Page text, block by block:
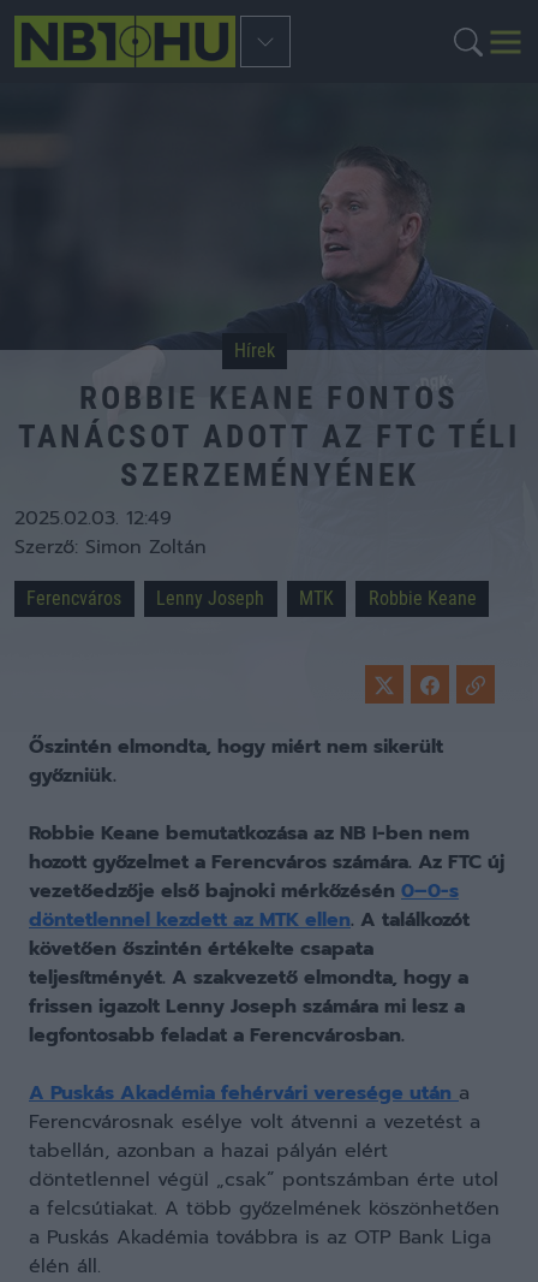
Hírek
ROBBIE KEANE FONTOS
TANÁCSOT ADOTT AZ FTC TÉLI
SZERZEMÉNYÉNEK
2025.02.03. 12:49
Szerző: Simon Zoltán
Ferencváros Lenny Joseph MTK Robbie Keane
Őszintén elmondta, hogy miért nem sikerült
győzniük.
Robbie Keane bemutatkozása az NB I-ben nem
hozott győzelmet a Ferencváros számára. Az FTC új
vezetőedzője első bajnoki mérkőzésén 0–0-s
döntetlennel kezdett az MTK ellen. A találkozót
követően őszintén értékelte csapata
teljesítményét. A szakvezető elmondta, hogy a
frissen igazolt Lenny Joseph számára mi lesz a
legfontosabb feladat a Ferencvárosban.
A Puskás Akadémia fehérvári veresége után a
Ferencvárosnak esélye volt átvenni a vezetést a
tabellán, azonban a hazai pályán elért
döntetlennel végül „csak” pontszámban érte utol
a felcsútiakat. A több győzelmének köszönhetően
a Puskás Akadémia továbbra is az OTP Bank Liga
élén áll.